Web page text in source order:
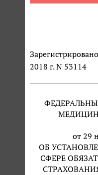
2018 г. N 53114
от 29
ОБ
СФЕРЕ